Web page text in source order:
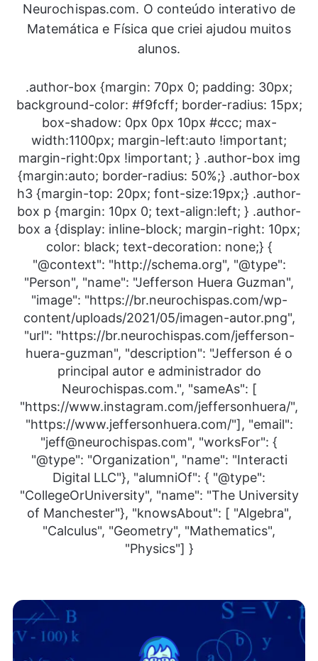
Neurochispas.com. O conteúdo interativo de
Matemática e Física que criei ajudou muitos
alunos.
.author-box {margin: 70px 0; padding: 30px;
background-color: #f9fcff; border-radius: 15px;
box-shadow: 0px 0px 10px #ccc; max-
width:1100px; margin-left:auto !important;
margin-right:0px !important; } .author-box img
{margin:auto; border-radius: 50%;} .author-box
h3 {margin-top: 20px; font-size:19px;} .author-
box p {margin: 10px 0; text-align:left; } .author-
box a {display: inline-block; margin-right: 10px;
color: black; text-decoration: none;} {
"@context": "http://schema.org", "@type":
"Person", "name": "Jefferson Huera Guzman",
"image": "https://br.neurochispas.com/wp-
content/uploads/2021/05/imagen-autor.png",
"url": "https://br.neurochispas.com/jefferson-
huera-guzman", "description": "Jefferson é o
principal autor e administrador do
Neurochispas.com.", "sameAs": [
"https://www.instagram.com/jeffersonhuera/",
"https://www.jeffersonhuera.com/"], "email":
"jeff@neurochispas.com", "worksFor": {
"@type": "Organization", "name": "Interacti
Digital LLC"}, "alumniOf": { "@type":
"CollegeOrUniversity", "name": "The University
of Manchester"}, "knowsAbout": [ "Algebra",
"Calculus", "Geometry", "Mathematics",
"Physics"] }